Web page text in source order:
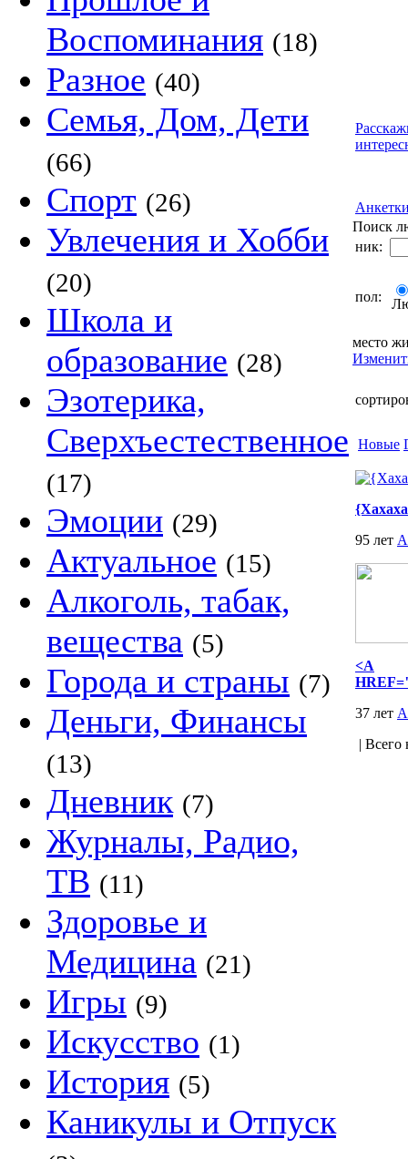
Воспоминания (18)
Разное (40)
Семья, Дом, Дети
(66)
Спорт (26)
Увлечения и Хобби
(20)
Школа и
образование (28)
Эзотерика,
Сверхъестественное
(17)
Эмоции (29)
Актуальное (15)
Алкоголь, табак,
вещества (5)
Города и страны (7)
Деньги, Финансы
(13)
Дневник (7)
Журналы, Радио,
ТВ (11)
Здоровье и
Медицина (21)
Игры (9)
Искусство (1)
История (5)
Каникулы и Отпуск
Поиск
ник:
пол:
место
Новые
95 лет
<A
37 лет
| Всего